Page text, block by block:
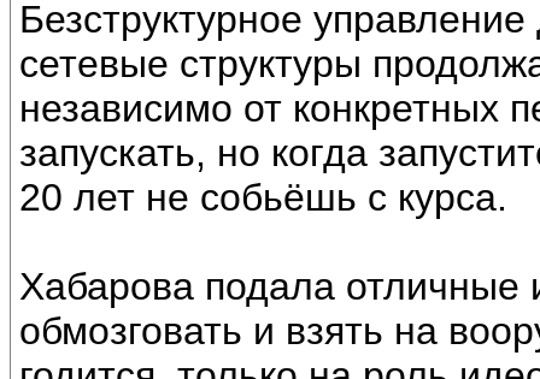
Безструктурное
сетевые структуры
независимо от конкретных
запускать, но когда
20 лет не собьёшь с курса.
Хабарова подала отличные
обмозговать и взять на